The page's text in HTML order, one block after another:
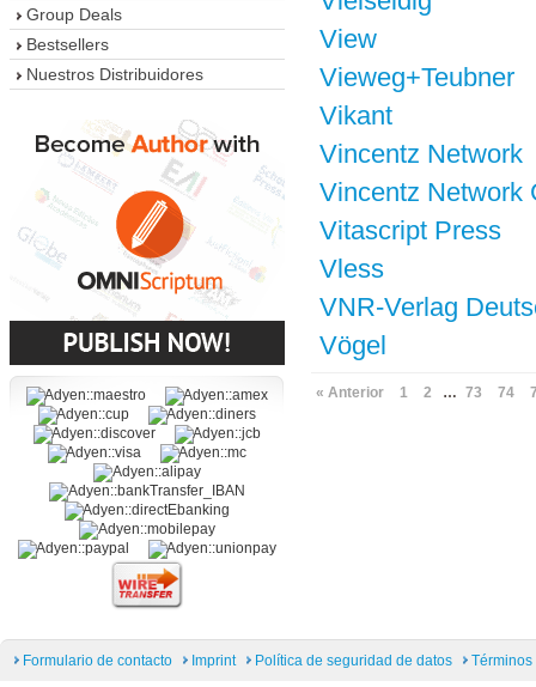
View
Vieweg+Teubner
Vikant
Vincentz Network
Vincentz Network
Vitascript Press
Vless
VNR-Verlag
Vögel
« Anterior 1 2 … 73 74
Group Deals
Bestsellers
Nuestros Distribuidores
Formulario de contacto Imprint Política de seguridad de datos